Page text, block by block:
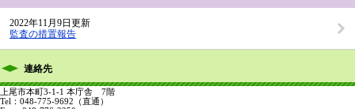
2022年11月9日更新
監査の措置報告
連絡先
上尾市本町3-1-1 本庁舎 7階
Tel：048-775-9692 （直通）